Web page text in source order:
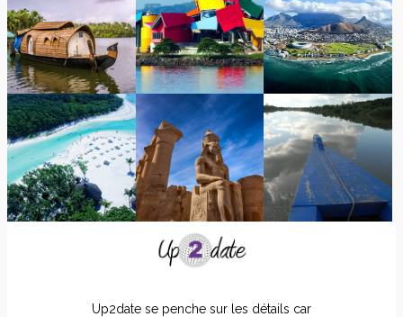
Up2date se penche sur les détails car